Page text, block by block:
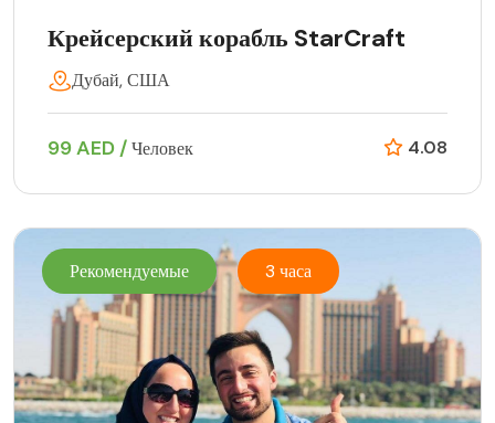
Крейсерский корабль StarCraft
Дубай, США
99 AED /Человек 4.08
Рекомендуемые 3 часа